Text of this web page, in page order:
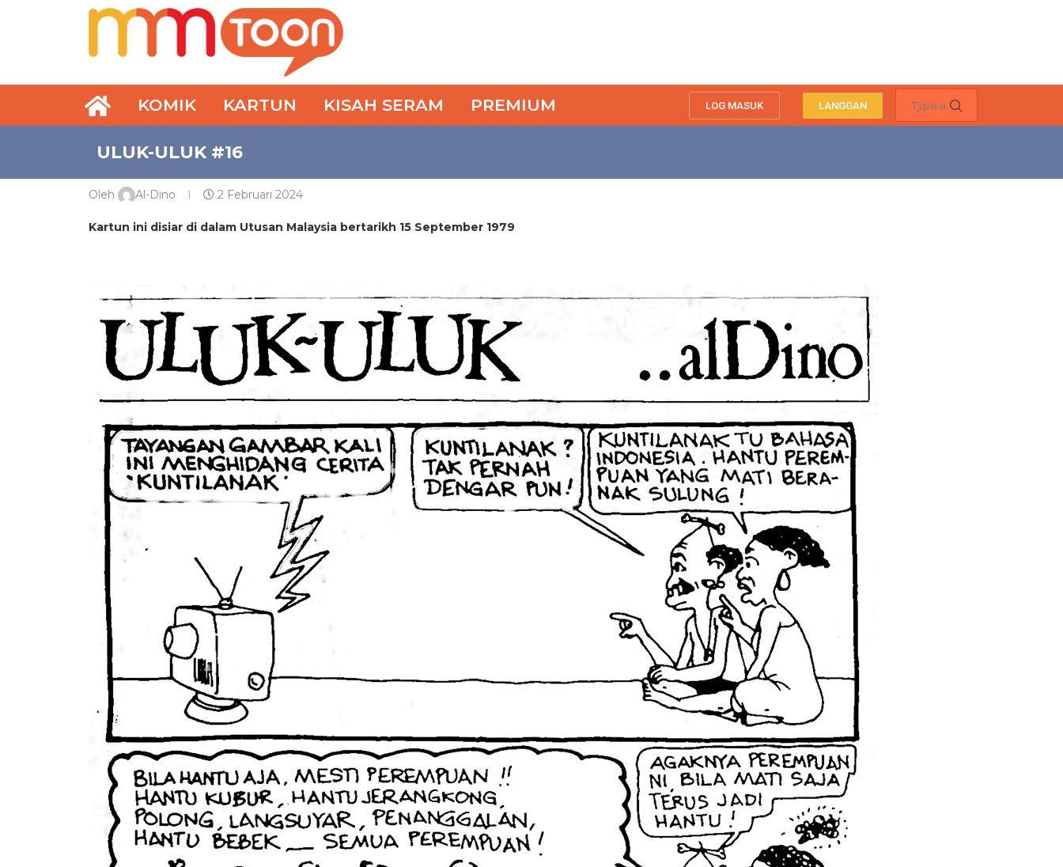
KOMIK KARTUN KISAH SERAM PREMIUM LOG MASUK LANGGAN
ULUK-ULUK #16
Oleh Al-Dino 2 Februari 2024
Kartun ini disiar di dalam Utusan Malaysia bertarikh 15 September 1979